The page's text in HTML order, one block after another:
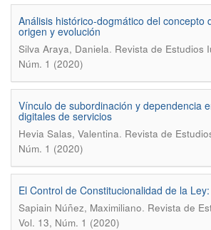
Análisis histórico-dogmático del concepto
origen y evolución
Silva Araya, Daniela. Revista de Estudios
Núm. 1 (2020)
Vínculo de subordinación y dependencia
digitales de servicios
Hevia Salas, Valentina. Revista de
Núm. 1 (2020)
El Control de Constitucionalidad de la
Sapiain Núñez, Maximiliano. Revista de
Vol. 13, Núm. 1 (2020)